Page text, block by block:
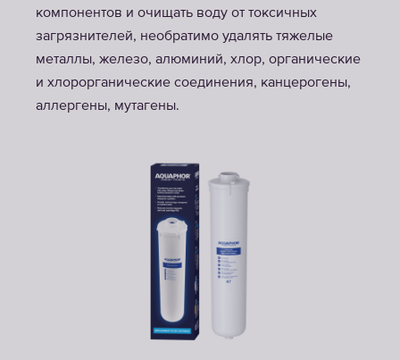
компонентов и очищать воду от токсичных
загрязнителей, необратимо удалять тяжелые
металлы, железо, алюминий, хлор, органические
и хлорорганические соединения, канцерогены,
аллергены, мутагены.